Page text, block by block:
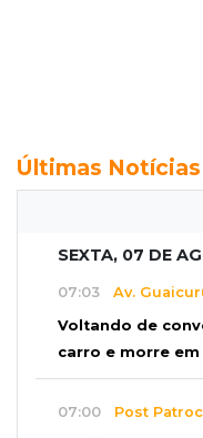
Últimas Notícias
SEXTA, 07 DE
07:03 Av.
Voltando de
carro e morre em
07:00 Post